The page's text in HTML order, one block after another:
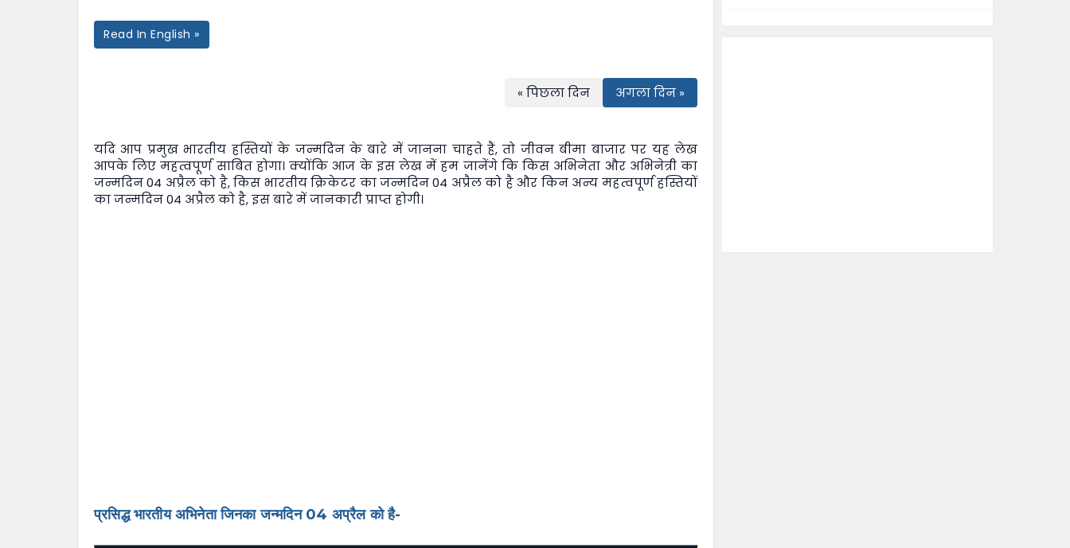
Read In English »
« पिछला दिन अगला दिन »
यदि आप प्रमुख भारतीय हस्तियों के जन्मदिन के बारे में जानना चाहते हैं, तो जीवन बीमा बाजारपर यह लेख
आपके लिए महत्वपूर्ण साबित होगा। क्योंकि आज के इस लेख में हम जानेंगे कि किस अभिनेता और अभिनेत्री का
जन्मदिन 04 अप्रैल को है, किस भारतीय क्रिकेटर का जन्मदिन 04 अप्रैल को है और किन अन्य महत्वपूर्ण हस्तियों
का जन्मदिन 04 अप्रैल को है, इस बारे में जानकारी प्राप्त होगी।
प्रसिद्ध भारतीय अभिनेता जिनका जन्मदिन 04 अप्रैल को है-